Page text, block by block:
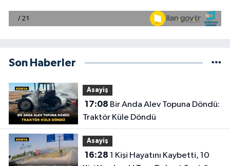
Son Haberler
Asayiş
17:08
Traktör Küle Döndü
Asayiş
16:28